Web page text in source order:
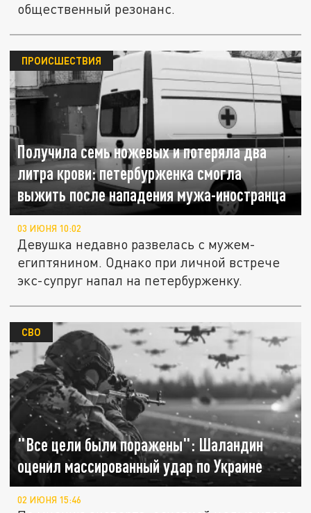
общественный резонанс.
Получила семь ножевых и потеряла два
литра крови: петербурженка смогла
выжить после нападения мужа-иностранца
ПРОИСШЕСТВИЯ
03 ИЮНЯ 10:02
Девушка недавно развелась с мужем-
египтянином. Однако при личной встрече
экс-супруг напал на петербурженку.
"Все цели были поражены": Шаландин
оценил массированный удар по Украине
СВО
02 ИЮНЯ 15:46